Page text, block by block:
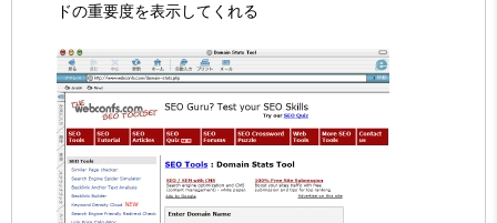
ドの重要度を表示してくれる